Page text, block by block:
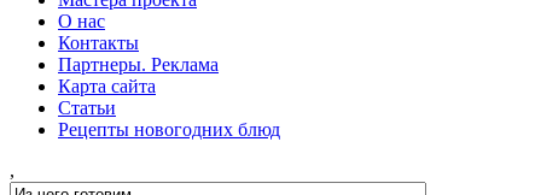
О нас
Контакты
Партнеры. Реклама
Карта сайта
Статьи
Рецепты новогодних блюд
,